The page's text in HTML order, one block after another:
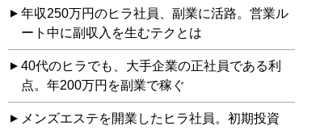
年収250万円のヒラ社員、副業に活路。営業ル
ート中に副収入を生むテクとは
40代のヒラでも、大手企業の正社員である利
点。年200万円を副業で稼ぐ
メンズエステを開業したヒラ社員。初期投資